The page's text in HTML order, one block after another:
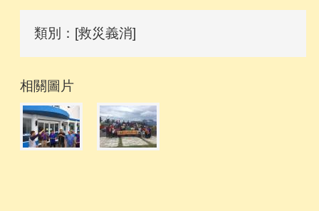
類別：[救災義消]
相關圖片